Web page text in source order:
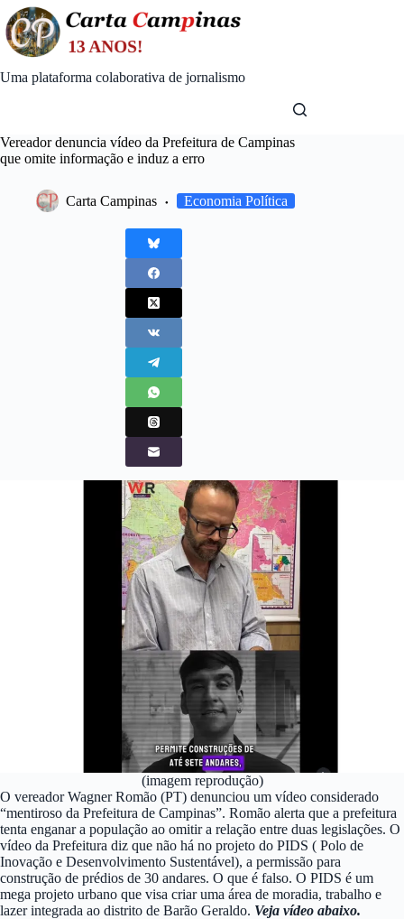
Skip
to
content
Uma plataforma colaborativa de jornalismo
Vereador denuncia vídeo da Prefeitura de Campinas
que omite informação e induz a erro
Carta Campinas Economia Política
(imagem reprodução)
O vereador Wagner Romão (PT) denunciou um vídeo considerado
“mentiroso da Prefeitura de Campinas”. Romão alerta que a prefeitura
tenta enganar a população ao omitir a relação entre duas legislações. O
vídeo da Prefeitura diz que não há no projeto do PIDS ( Polo de
Inovação e Desenvolvimento Sustentável), a permissão para
construção de prédios de 30 andares. O que é falso. O PIDS é um
mega projeto urbano que visa criar uma área de moradia, trabalho e
lazer integrada ao distrito de Barão Geraldo. Veja vídeo abaixo.